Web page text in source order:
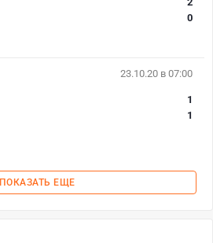
0
23.10.20 в 07:00
1
1
ПОКАЗАТЬ ЕЩЕ